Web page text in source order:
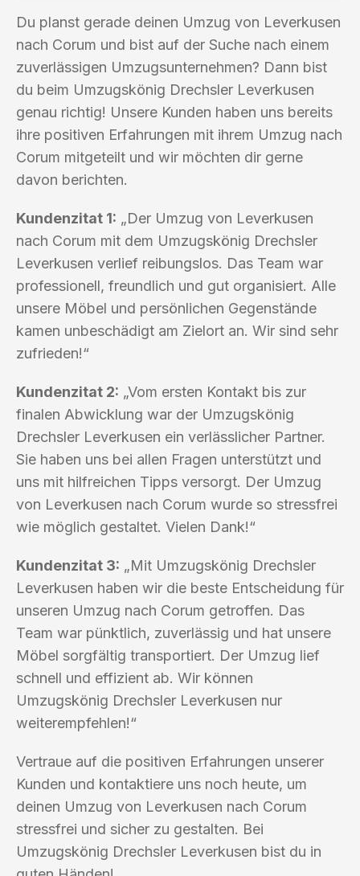
Du planst gerade deinen Umzug von Leverkusen
nach Corum und bist auf der Suche nach einem
zuverlässigen Umzugsunternehmen? Dann bist
du beim Umzugskönig Drechsler Leverkusen
genau richtig! Unsere Kunden haben uns bereits
ihre positiven Erfahrungen mit ihrem Umzug nach
Corum mitgeteilt und wir möchten dir gerne
davon berichten.
Kundenzitat 1: „Der Umzug von Leverkusen
nach Corum mit dem Umzugskönig Drechsler
Leverkusen verlief reibungslos. Das Team war
professionell, freundlich und gut organisiert. Alle
unsere Möbel und persönlichen Gegenstände
kamen unbeschädigt am Zielort an. Wir sind sehr
zufrieden!“
Kundenzitat 2: „Vom ersten Kontakt bis zur
finalen Abwicklung war der Umzugskönig
Drechsler Leverkusen ein verlässlicher Partner.
Sie haben uns bei allen Fragen unterstützt und
uns mit hilfreichen Tipps versorgt. Der Umzug
von Leverkusen nach Corum wurde so stressfrei
wie möglich gestaltet. Vielen Dank!“
Kundenzitat 3: „Mit Umzugskönig Drechsler
Leverkusen haben wir die beste Entscheidung für
unseren Umzug nach Corum getroffen. Das
Team war pünktlich, zuverlässig und hat unsere
Möbel sorgfältig transportiert. Der Umzug lief
schnell und effizient ab. Wir können
Umzugskönig Drechsler Leverkusen nur
weiterempfehlen!“
Vertraue auf die positiven Erfahrungen unserer
Kunden und kontaktiere uns noch heute, um
deinen Umzug von Leverkusen nach Corum
stressfrei und sicher zu gestalten. Bei
Umzugskönig Drechsler Leverkusen bist du in